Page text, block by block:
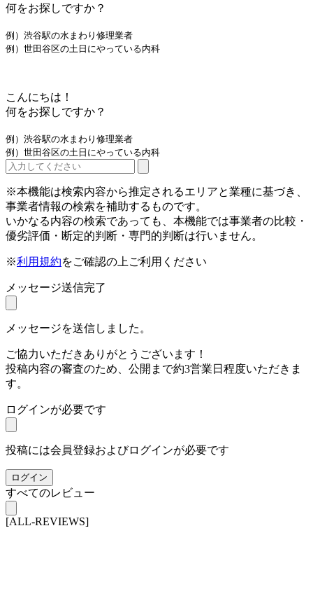
何をお探しですか？
例）渋谷駅の水まわり修理業者
例）世田谷区の土日にやっている内科
こんにちは！
何をお探しですか？
例）渋谷駅の水まわり修理業者
例）世田谷区の土日にやっている内科
※本機能は検索内容から推定されるエリアと業種に基づき、
事業者情報の検索を補助するものです。
いかなる内容の検索であっても、本機能では事業者の比較・
優劣評価・断定的判断・専門的判断は行いません。
※利用規約をご確認の上ご利用ください
メッセージ送信完了
メッセージを送信しました。
ご協力いただきありがとうございます！
投稿内容の審査のため、公開まで約3営業日程度いただきま
す。
ログインが必要です
投稿には会員登録およびログインが必要です
ログイン
すべてのレビュー
[ALL-REVIEWS]